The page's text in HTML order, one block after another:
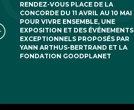
RENDEZ-VOUS PLACE DE LA
CONCORDE DU 11 AVRIL AU 10 MAI
POUR VIVRE ENSEMBLE, UNE
EXPOSITION ET DES ÉVÉNEMENTS
EXCEPTIONNELS PROPOSÉS PAR
YANN ARTHUS-BERTRAND ET LA
FONDATION GOODPLANET